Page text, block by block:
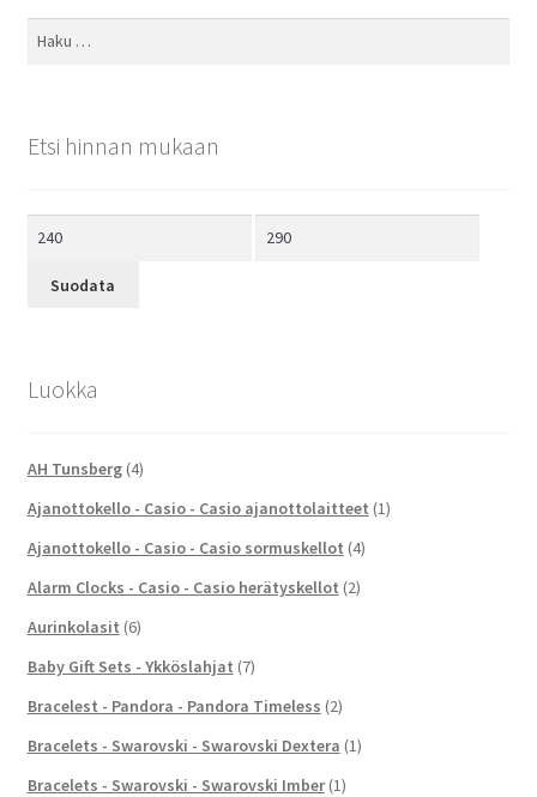
Haku:
Etsi hinnan mukaan
Suodata
Luokka
AH Tunsberg (4)
Ajanottokello - Casio - Casio ajanottolaitteet (1)
Ajanottokello - Casio - Casio sormuskellot (4)
Alarm Clocks - Casio - Casio herätyskellot (2)
Aurinkolasit (6)
Baby Gift Sets - Ykköslahjat (7)
Bracelest - Pandora - Pandora Timeless (2)
Bracelets - Swarovski - Swarovski Dextera (1)
Bracelets - Swarovski - Swarovski Imber (1)